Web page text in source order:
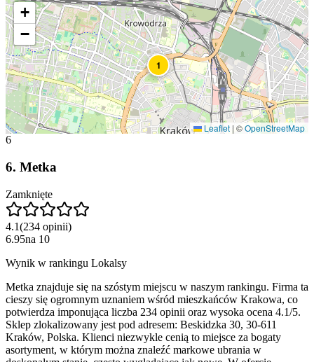
1
+
−
Leaflet | ©OpenStreetMap
6
6. Metka
Zamknięte
4.1(234 opinii)
6.95na 10
Wynik w rankingu Lokalsy
Metka znajduje się na szóstym miejscu w naszym rankingu. Firma ta
cieszy się ogromnym uznaniem wśród mieszkańców Krakowa, co
potwierdza imponująca liczba 234 opinii oraz wysoka ocena 4.1/5.
Sklep zlokalizowany jest pod adresem: Beskidzka 30, 30-611
Kraków, Polska. Klienci niezwykle cenią to miejsce za bogaty
asortyment, w którym można znaleźć markowe ubrania w